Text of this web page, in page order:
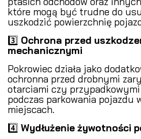
które mogą być trudne do
uszkodzić powierzchnię
3️⃣ Ochrona przed
mechanicznymi
Pokrowiec działa jako
ochronna przed drobnymi
otarciami czy
podczas parkowania pojazdu
miejscach.
4️⃣ Wydłużenie żywotności